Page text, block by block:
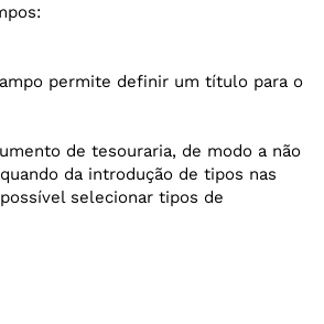
permite definir um título para o
de tesouraria, de modo a não
da introdução de tipos nas
selecionar tipos de